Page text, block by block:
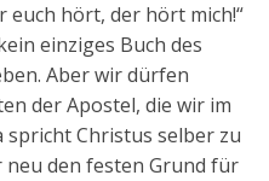
euch hört, der hört mich!“
einziges Buch des
Aber wir dürfen
der Apostel, die wir im
Christus selber zu
neu den festen Grund für